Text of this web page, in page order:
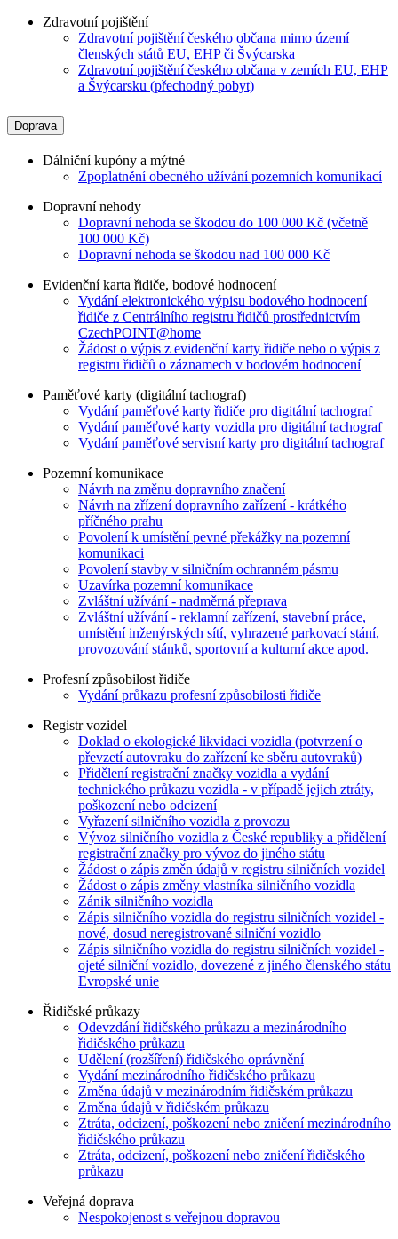
Zdravotní pojištění
Zdravotní pojištění českého občana mimo území
členských států EU, EHP či Švýcarska
Zdravotní pojištění českého občana v zemích EU, EHP
a Švýcarsku (přechodný pobyt)
Doprava
Dálniční kupóny a mýtné
Zpoplatnění obecného užívání pozemních komunikací
Dopravní nehody
Dopravní nehoda se škodou do 100 000 Kč (včetně
100 000 Kč)
Dopravní nehoda se škodou nad 100 000 Kč
Evidenční karta řidiče, bodové hodnocení
Vydání elektronického výpisu bodového hodnocení
řidiče z Centrálního registru řidičů prostřednictvím
CzechPOINT@home
Žádost o výpis z evidenční karty řidiče nebo o výpis z
registru řidičů o záznamech v bodovém hodnocení
Paměťové karty (digitální tachograf)
Vydání paměťové karty řidiče pro digitální tachograf
Vydání paměťové karty vozidla pro digitální tachograf
Vydání paměťové servisní karty pro digitální tachograf
Pozemní komunikace
Návrh na změnu dopravního značení
Návrh na zřízení dopravního zařízení - krátkého
příčného prahu
Povolení k umístění pevné překážky na pozemní
komunikaci
Povolení stavby v silničním ochranném pásmu
Uzavírka pozemní komunikace
Zvláštní užívání - nadměrná přeprava
Zvláštní užívání - reklamní zařízení, stavební práce,
umístění inženýrských sítí, vyhrazené parkovací stání,
provozování stánků, sportovní a kulturní akce apod.
Profesní způsobilost řidiče
Vydání průkazu profesní způsobilosti řidiče
Registr vozidel
Doklad o ekologické likvidaci vozidla (potvrzení o
převzetí autovraku do zařízení ke sběru autovraků)
Přidělení registrační značky vozidla a vydání
technického průkazu vozidla - v případě jejich ztráty,
poškození nebo odcizení
Vyřazení silničního vozidla z provozu
Vývoz silničního vozidla z České republiky a přidělení
registrační značky pro vývoz do jiného státu
Žádost o zápis změn údajů v registru silničních vozidel
Žádost o zápis změny vlastníka silničního vozidla
Zánik silničního vozidla
Zápis silničního vozidla do registru silničních vozidel -
nové, dosud neregistrované silniční vozidlo
Zápis silničního vozidla do registru silničních vozidel -
ojeté silniční vozidlo, dovezené z jiného členského státu
Evropské unie
Řidičské průkazy
Odevzdání řidičského průkazu a mezinárodního
řidičského průkazu
Udělení (rozšíření) řidičského oprávnění
Vydání mezinárodního řidičského průkazu
Změna údajů v mezinárodním řidičském průkazu
Změna údajů v řidičském průkazu
Ztráta, odcizení, poškození nebo zničení mezinárodního
řidičského průkazu
Ztráta, odcizení, poškození nebo zničení řidičského
průkazu
Veřejná doprava
Nespokojenost s veřejnou dopravou